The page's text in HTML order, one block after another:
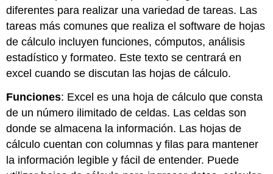
diferentes para realizar una variedad de tareas. Las
tareas más comunes que realiza el software de hojas
de cálculo incluyen funciones, cómputos, análisis
estadístico y formateo. Este texto se centrará en
excel cuando se discutan las hojas de cálculo.
Funciones: Excel es una hoja de cálculo que consta
de un número ilimitado de celdas. Las celdas son
donde se almacena la información. Las hojas de
cálculo cuentan con columnas y filas para mantener
la información legible y fácil de entender. Puede